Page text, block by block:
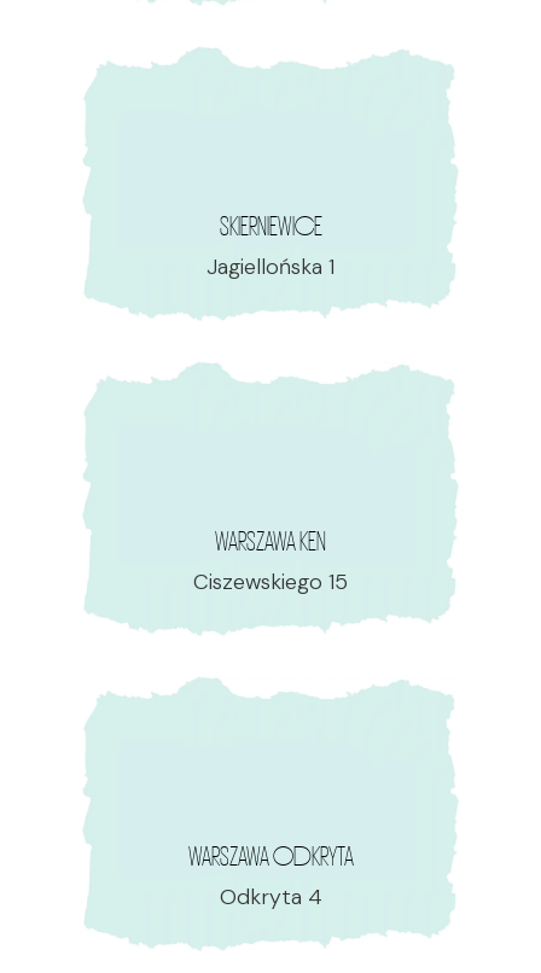
SKIERNIEWICE
Jagiellońska 1
WARSZAWA KEN
Ciszewskiego 15
WARSZAWA ODKRYTA
Odkryta 4